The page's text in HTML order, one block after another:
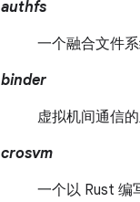
authfs
一个融合文件
binder
虚拟机间通信的
crosvm
一个以 Rust 编